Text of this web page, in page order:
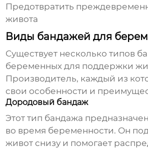
Предотвратить
живота
Виды бандажей для
Существует несколько типов
беременных для поддержки
Производитель, каждый из
свои особенности и
Дородовый бандаж
Этот тип бандажа
во время беременности. Он
живот снизу и помогает